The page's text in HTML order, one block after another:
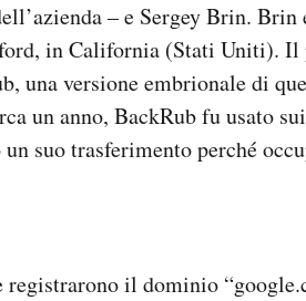
– e Sergey Brin. Brin
in California (Stati Uniti). Il
una versione embrionale di
un anno, BackRub fu usato
suo trasferimento perché
registrarono il dominio